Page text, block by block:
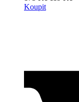
Koupit